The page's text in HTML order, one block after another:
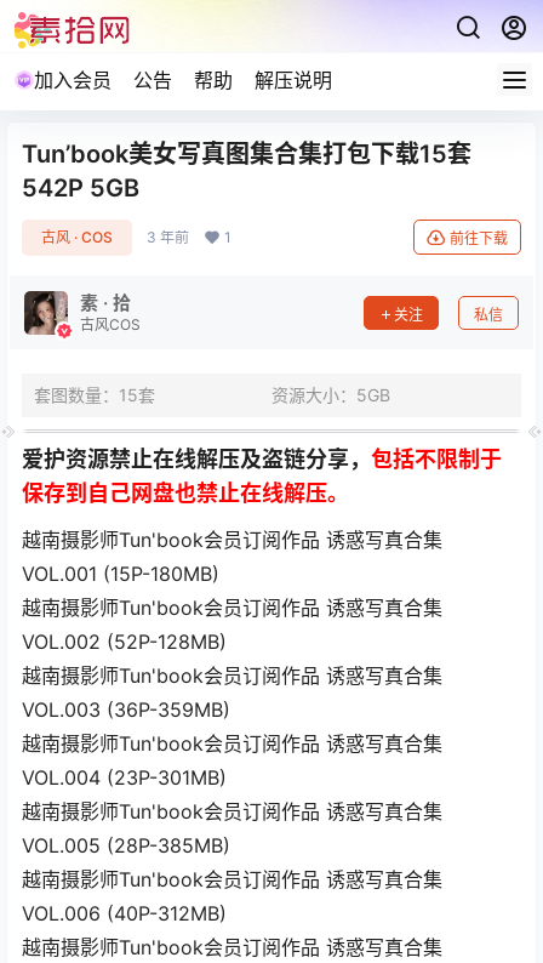
加入会员 公告 帮助 解压说明
Tun’book美女写真图集合集打包下载15套
542P 5GB
古风 · COS 3 年前 1 前往下载
素 · 拾
古风COS
关注 私信
套图数量：15套 资源大小：5GB
爱护资源禁止在线解压及盗链分享， 包括不限制于
保存到自己网盘也禁止在线解压。
越南摄影师Tun'book会员订阅作品 诱惑写真合集
VOL.001 (15P-180MB)
越南摄影师Tun'book会员订阅作品 诱惑写真合集
VOL.002 (52P-128MB)
越南摄影师Tun'book会员订阅作品 诱惑写真合集
VOL.003 (36P-359MB)
越南摄影师Tun'book会员订阅作品 诱惑写真合集
VOL.004 (23P-301MB)
越南摄影师Tun'book会员订阅作品 诱惑写真合集
VOL.005 (28P-385MB)
越南摄影师Tun'book会员订阅作品 诱惑写真合集
VOL.006 (40P-312MB)
越南摄影师Tun'book会员订阅作品 诱惑写真合集